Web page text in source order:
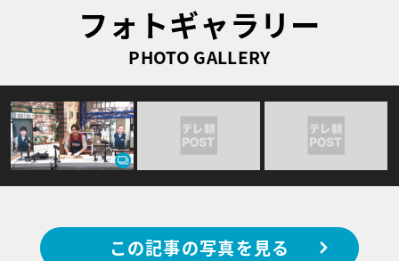
フォトギャラリー
PHOTO GALLERY
この記事の写真を見る